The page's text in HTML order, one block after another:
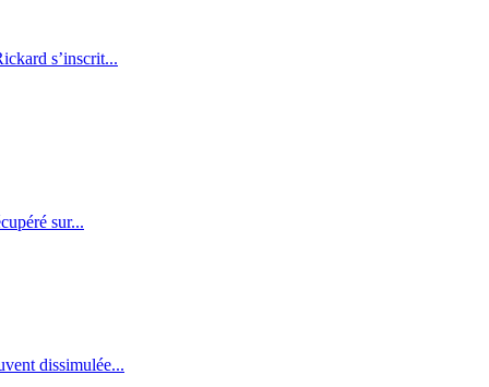
s’inscrit...
sur...
dissimulée...